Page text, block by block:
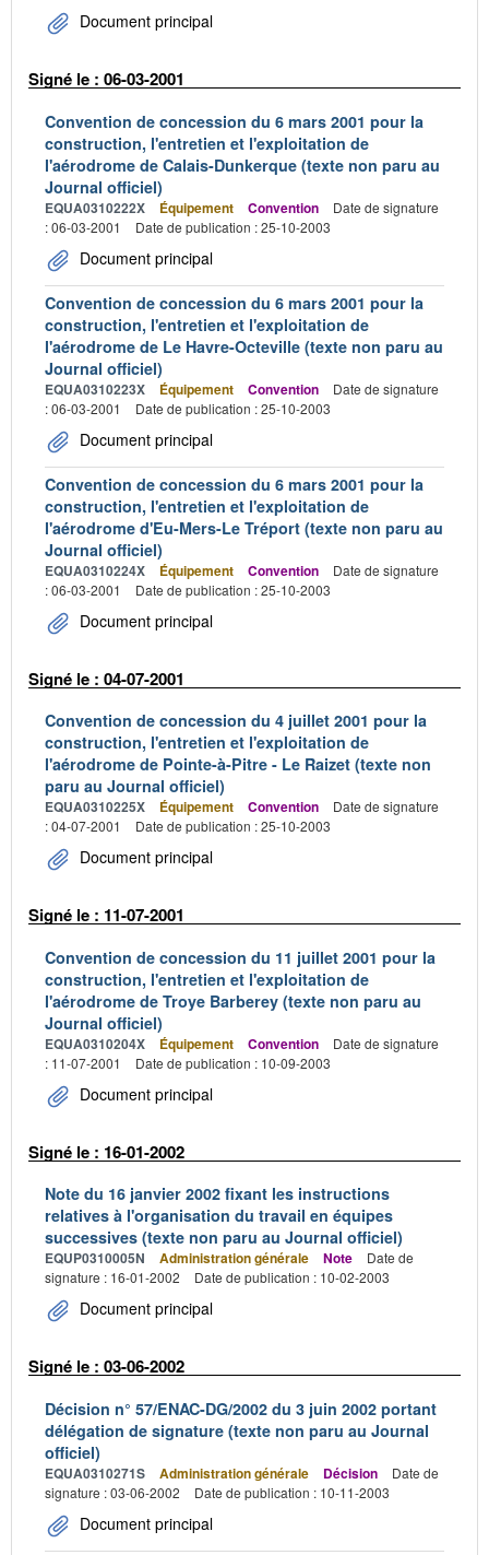
Document principal
Signé le : 06-03-2001
Convention de concession du 6 mars 2001 pour la
construction, l'entretien et l'exploitation de
l'aérodrome de Calais-Dunkerque (texte non paru au
Journal officiel)
EQUA0310222X Équipement Convention
Date de signature
: 06-03-2001
Date de publication : 25-10-2003
Document principal
Convention de concession du 6 mars 2001 pour la
construction, l'entretien et l'exploitation de
l'aérodrome de Le Havre-Octeville (texte non paru au
Journal officiel)
EQUA0310223X Équipement Convention
Date de signature
: 06-03-2001
Date de publication : 25-10-2003
Document principal
Convention de concession du 6 mars 2001 pour la
construction, l'entretien et l'exploitation de
l'aérodrome d'Eu-Mers-Le Tréport (texte non paru au
Journal officiel)
EQUA0310224X Équipement Convention
Date de signature
: 06-03-2001
Date de publication : 25-10-2003
Document principal
Signé le : 04-07-2001
Convention de concession du 4 juillet 2001 pour la
construction, l'entretien et l'exploitation de
l'aérodrome de Pointe-à-Pitre - Le Raizet (texte non
paru au Journal officiel)
EQUA0310225X Équipement Convention
Date de signature
: 04-07-2001
Date de publication : 25-10-2003
Document principal
Signé le : 11-07-2001
Convention de concession du 11 juillet 2001 pour la
construction, l'entretien et l'exploitation de
l'aérodrome de Troye Barberey (texte non paru au
Journal officiel)
EQUA0310204X Équipement Convention
Date de signature
: 11-07-2001
Date de publication : 10-09-2003
Document principal
Signé le : 16-01-2002
Note du 16 janvier 2002 fixant les instructions
relatives à l'organisation du travail en équipes
successives (texte non paru au Journal officiel)
EQUP0310005N Administration générale Note
Date de
signature : 16-01-2002
Date de publication : 10-02-2003
Document principal
Signé le : 03-06-2002
Décision n° 57/ENAC-DG/2002 du 3 juin 2002 portant
délégation de signature (texte non paru au Journal
officiel)
EQUA0310271S Administration générale Décision
Date de
signature : 03-06-2002
Date de publication : 10-11-2003
Document principal